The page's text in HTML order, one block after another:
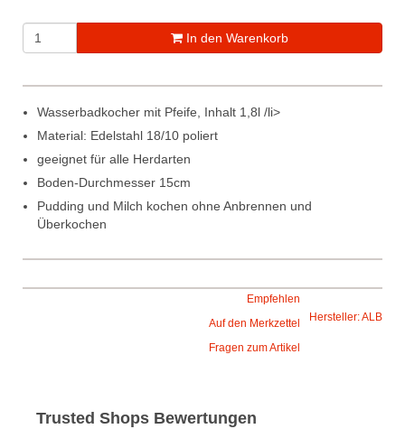
In den Warenkorb
Wasserbadkocher mit Pfeife, Inhalt 1,8l /li>
Material: Edelstahl 18/10 poliert
geeignet für alle Herdarten
Boden-Durchmesser 15cm
Pudding und Milch kochen ohne Anbrennen und
Überkochen
Hersteller: ALB
Empfehlen
Auf den Merkzettel
Fragen zum Artikel
Trusted Shops Bewertungen